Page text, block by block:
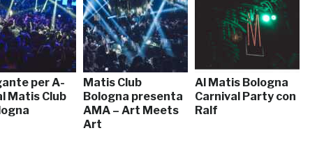
per A-
Matis Club
Matis Club
Bologna presenta
AMA – Art Meets
Art
Al Matis Bologna
Carnival Party con
Ralf